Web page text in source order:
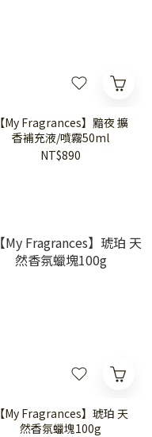
【My Fragrances】黯夜 擴
香補充液/噴霧50ml
NT$890
【My Fragrances】琥珀 天
然香氛蠟塊100g